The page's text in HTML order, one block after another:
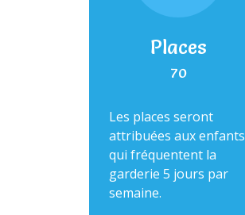
Places
70
Les places seront
attribuées aux enfants
qui fréquentent la
garderie 5 jours par
semaine.